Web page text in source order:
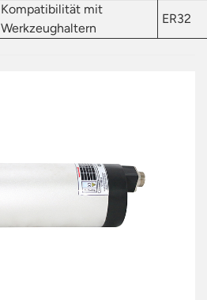
Kompatibilität mit
Werkzeughaltern
ER32